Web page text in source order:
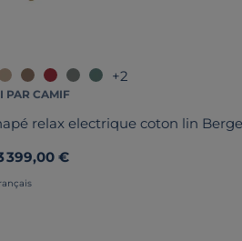
+2
PAR CAMIF
relax electrique coton lin
399,00 €